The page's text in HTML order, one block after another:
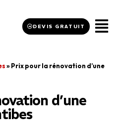
DEVIS GRATUIT
»Prix pour la rénovation d’une
d’une